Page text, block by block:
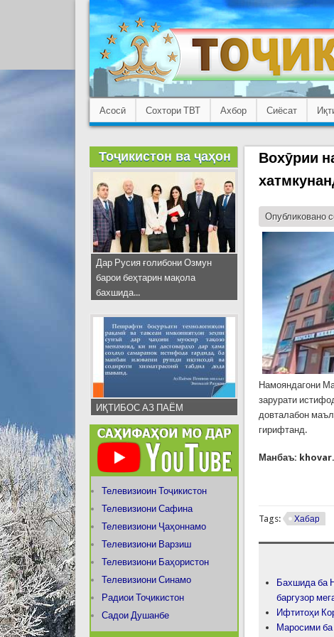
Асосӣ Сохтори ТВТ Ахбор Сиёсат
Вохӯрии
Опубликовано
Намояндагони
зарурати
довталабон
гирифтанд.
Манбаъ:
Tags: Хабар
Бахшида ба
баргузор
Ифтитоҳи
Маросими
Тоҷикистон ва ҷаҳон
Дар Русия ғолибони Озмун
барои беҳтарин мақола
бахшида...
ИҚТИБОС АЗ ПАЁМ
Телевизиоин Тоҷикистон
Телевизиони Сафина
Телевизиони Ҷаҳоннамо
Телевизиони Варзиш
Телевизиони Баҳористон
Телевизиони Синамо
Радиои Тоҷикистон
Садои Душанбе